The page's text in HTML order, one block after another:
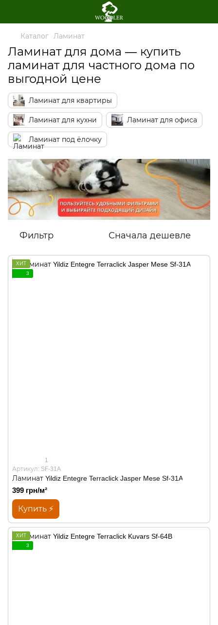
Каталог Ламинат
Ламинат для дома — купить
ламинат для частного дома по
выгодной цене
Ламинат для квартиры
Ламинат для кухни Ламинат для офиса
Ламинат под ёлочку
Фильтр Сначала дешевле
ХИТ
3
1
Артикул: SF-31A
Ламинат Yildiz Entegre Terraclick Jasper Mese Sf-31A
399 грн/м²
Купить ⚡
ХИТ
3